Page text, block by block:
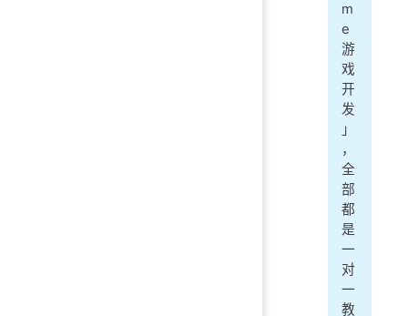
m
e
游
戏
开
发
」
，
全
部
都
是
一
对
一
教